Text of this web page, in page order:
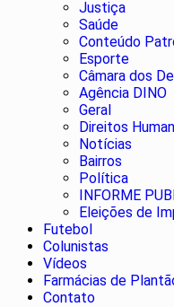
Justiça
Saúde
Conteúdo
Esporte
Câmara dos
Agência DINO
Geral
Direitos
Notícias
Bairros
Política
INFORME
Eleições de
Futebol
Colunistas
Vídeos
Farmácias de
Contato